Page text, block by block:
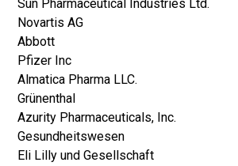
Sun Pharmaceutical Industries Ltd.
Novartis AG
Abbott
Pfizer Inc
Almatica Pharma LLC.
Grünenthal
Azurity Pharmaceuticals, Inc.
Gesundheitswesen
Eli Lilly und Gesellschaft